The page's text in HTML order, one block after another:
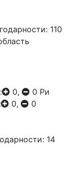
110
0, 0 Ри
0, 0
14